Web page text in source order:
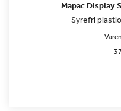
Mapac Display
Syrefri